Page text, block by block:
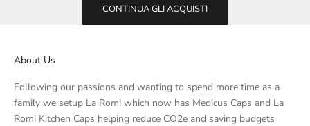
CONTINUA GLI ACQUISTI
About Us
Following our passions and wanting to spend more time as a
family we setup La Romi which now has Medicus Caps and La
Romi Kitchen Caps helping reduce CO2e and saving budgets